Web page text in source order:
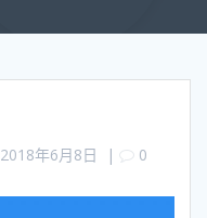
2018年6月8日 | 0